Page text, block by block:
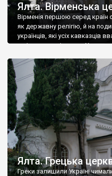
Ялта. Вірменська
Вірменія першою серед країн
як державну релігію, й на
українців, які усіх
є відданими вірянами Христа
Ялта. Грецька
Греки залишили Україні